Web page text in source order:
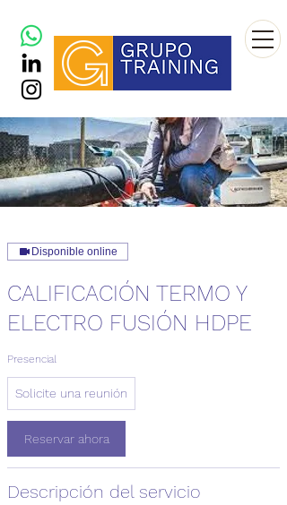
Disponible online
CALIFICACIÓN TERMO Y
ELECTRO FUSIÓN HDPE
Presencial
una
Solicite una reunión
Reservar ahora
Descripción del servicio